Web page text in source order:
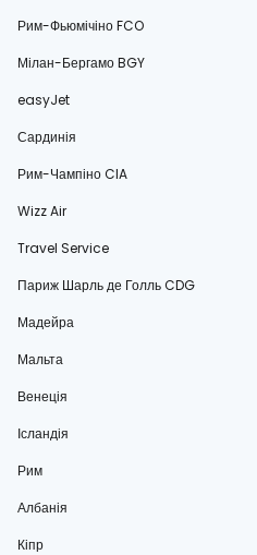
Рим-Фьюмічіно FCO
Мілан-Бергамо BGY
easyJet
Сардинія
Рим-Чампіно CIA
Wizz Air
Travel Service
Париж Шарль де Голль CDG
Мадейра
Мальта
Венеція
Ісландія
Рим
Албанія
Кіпр